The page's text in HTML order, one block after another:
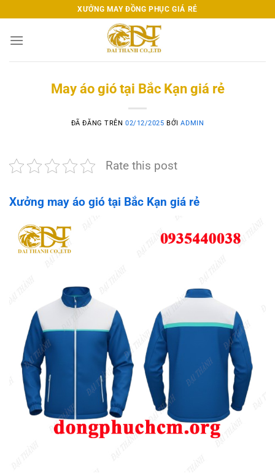
đến
nội
XƯỞNG MAY ĐỒNG PHỤC GIÁ RẺ
May áo gió tại Bắc Kạn giá rẻ
ĐÃ ĐĂNG TRÊN02/12/2025 BỞIADMIN
Rate this post
Xưởng may áo gió tại Bắc Kạn giá rẻ